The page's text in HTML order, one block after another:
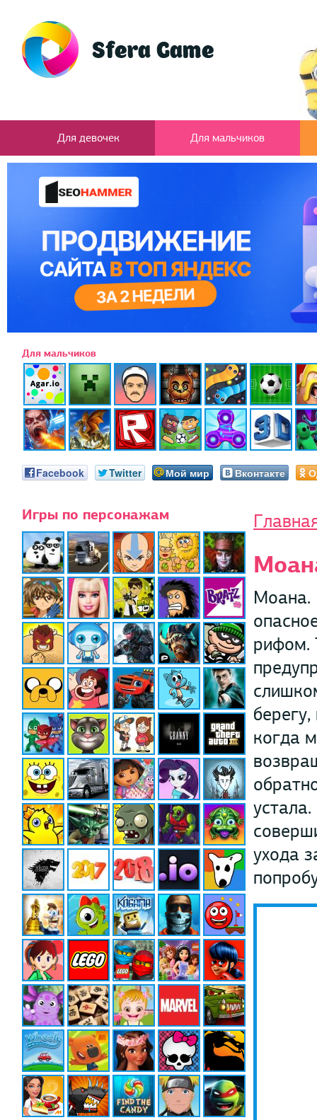
Для девочек Для мальчиков
Для мальчиков
Facebook Twitter Мой мир Вконтакте
Игры по персонажам
Моана.
рифом.
когда
ухода